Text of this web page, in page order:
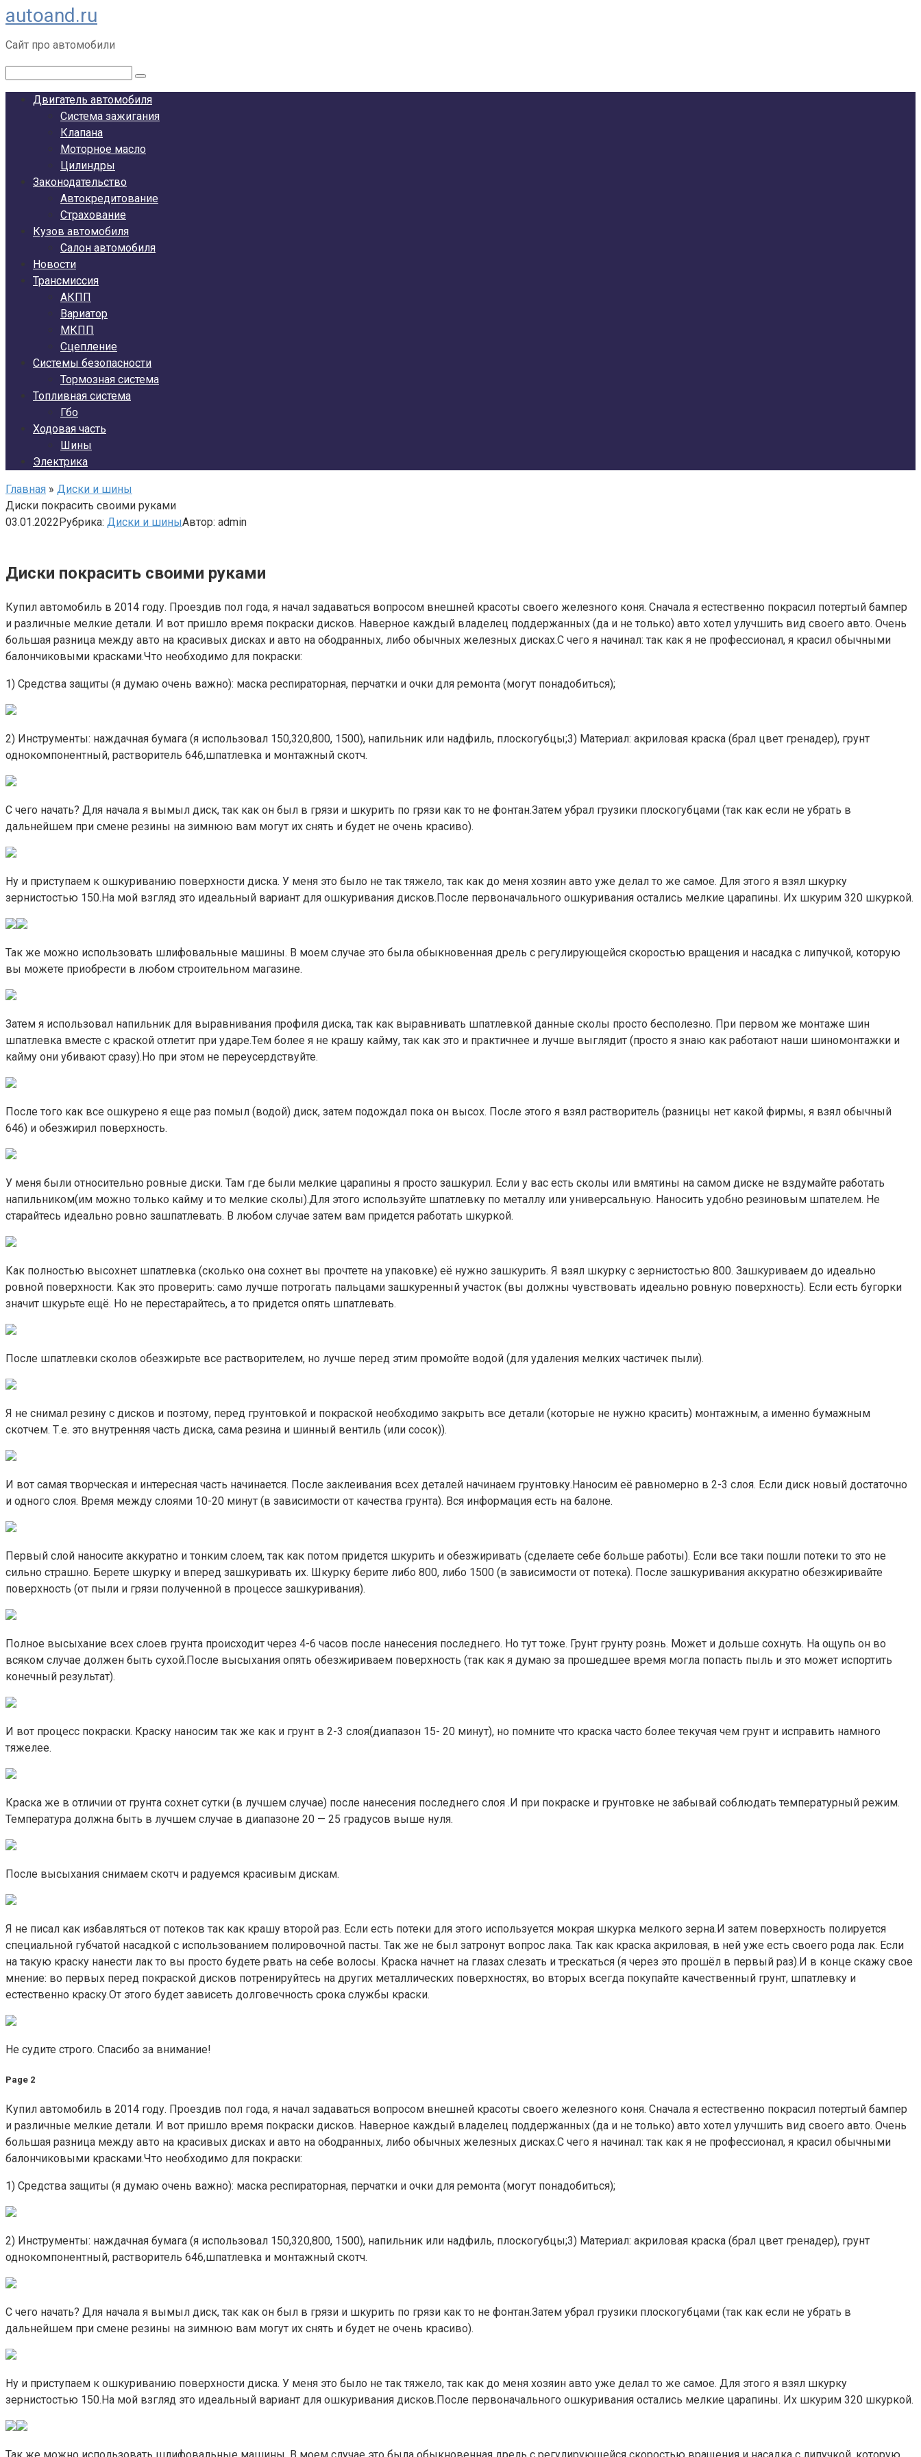
Перейти
к
контенту
autoand.ru
Сайт про автомобили
Двигатель автомобиля
Система зажигания
Клапана
Моторное масло
Цилиндры
Законодательство
Автокредитование
Страхование
Кузов автомобиля
Салон автомобиля
Новости
Трансмиссия
АКПП
Вариатор
МКПП
Сцепление
Системы безопасности
Тормозная система
Топливная система
Гбо
Ходовая часть
Шины
Электрика
Главная » Диски и шины
Диски покрасить своими руками
03.01.2022Рубрика: Диски и шиныАвтор: admin
Диски покрасить своими руками
Купил автомобиль в 2014 году. Проездив пол года, я начал задаваться вопросом внешней красоты своего железного коня. Сначала я естественно покрасил потертый бампер
и различные мелкие детали. И вот пришло время покраски дисков. Наверное каждый владелец поддержанных (да и не только) авто хотел улучшить вид своего авто. Очень
большая разница между авто на красивых дисках и авто на ободранных, либо обычных железных дисках.С чего я начинал: так как я не профессионал, я красил обычными
балончиковыми красками.Что необходимо для покраски:
1) Средства защиты (я думаю очень важно): маска респираторная, перчатки и очки для ремонта (могут понадобиться);
2) Инструменты: наждачная бумага (я использовал 150,320,800, 1500), напильник или надфиль, плоскогубцы;3) Материал: акриловая краска (брал цвет гренадер), грунт
однокомпонентный, растворитель 646,шпатлевка и монтажный скотч.
С чего начать? Для начала я вымыл диск, так как он был в грязи и шкурить по грязи как то не фонтан.Затем убрал грузики плоскогубцами (так как если не убрать в
дальнейшем при смене резины на зимнюю вам могут их снять и будет не очень красиво).
Ну и приступаем к ошкуриванию поверхности диска. У меня это было не так тяжело, так как до меня хозяин авто уже делал то же самое. Для этого я взял шкурку
зернистостью 150.На мой взгляд это идеальный вариант для ошкуривания дисков.После первоначального ошкуривания остались мелкие царапины. Их шкурим 320 шкуркой.
Так же можно использовать шлифовальные машины. В моем случае это была обыкновенная дрель с регулирующейся скоростью вращения и насадка с липучкой, которую
вы можете приобрести в любом строительном магазине.
Затем я использовал напильник для выравнивания профиля диска, так как выравнивать шпатлевкой данные сколы просто бесполезно. При первом же монтаже шин
шпатлевка вместе с краской отлетит при ударе.Тем более я не крашу кайму, так как это и практичнее и лучше выглядит (просто я знаю как работают наши шиномонтажки и
кайму они убивают сразу).Но при этом не переусердствуйте.
После того как все ошкурено я еще раз помыл (водой) диск, затем подождал пока он высох. После этого я взял растворитель (разницы нет какой фирмы, я взял обычный
646) и обезжирил поверхность.
У меня были относительно ровные диски. Там где были мелкие царапины я просто зашкурил. Если у вас есть сколы или вмятины на самом диске не вздумайте работать
напильником(им можно только кайму и то мелкие сколы).Для этого используйте шпатлевку по металлу или универсальную. Наносить удобно резиновым шпателем. Не
старайтесь идеально ровно зашпатлевать. В любом случае затем вам придется работать шкуркой.
Как полностью высохнет шпатлевка (сколько она сохнет вы прочтете на упаковке) её нужно зашкурить. Я взял шкурку с зернистостью 800. Зашкуриваем до идеально
ровной поверхности. Как это проверить: само лучше потрогать пальцами зашкуренный участок (вы должны чувствовать идеально ровную поверхность). Если есть бугорки
значит шкурьте ещё. Но не перестарайтесь, а то придется опять шпатлевать.
После шпатлевки сколов обезжирьте все растворителем, но лучше перед этим промойте водой (для удаления мелких частичек пыли).
Я не снимал резину с дисков и поэтому, перед грунтовкой и покраской необходимо закрыть все детали (которые не нужно красить) монтажным, а именно бумажным
скотчем. Т.е. это внутренняя часть диска, сама резина и шинный вентиль (или сосок)).
И вот самая творческая и интересная часть начинается. После заклеивания всех деталей начинаем грунтовку.Наносим её равномерно в 2-3 слоя. Если диск новый достаточно
и одного слоя. Время между слоями 10-20 минут (в зависимости от качества грунта). Вся информация есть на балоне.
Первый слой наносите аккуратно и тонким слоем, так как потом придется шкурить и обезжиривать (сделаете себе больше работы). Если все таки пошли потеки то это не
сильно страшно. Берете шкурку и вперед зашкуривать их. Шкурку берите либо 800, либо 1500 (в зависимости от потека). После зашкуривания аккуратно обезжиривайте
поверхность (от пыли и грязи полученной в процессе зашкуривания).
Полное высыхание всех слоев грунта происходит через 4-6 часов после нанесения последнего. Но тут тоже. Грунт грунту рознь. Может и дольше сохнуть. На ощупь он во
всяком случае должен быть сухой.После высыхания опять обезжириваем поверхность (так как я думаю за прошедшее время могла попасть пыль и это может испортить
конечный результат).
И вот процесс покраски. Краску наносим так же как и грунт в 2-3 слоя(диапазон 15- 20 минут), но помните что краска часто более текучая чем грунт и исправить намного
тяжелее.
Краска же в отличии от грунта сохнет сутки (в лучшем случае) после нанесения последнего слоя .И при покраске и грунтовке не забывай соблюдать температурный режим.
Температура должна быть в лучшем случае в диапазоне 20 — 25 градусов выше нуля.
После высыхания снимаем скотч и радуемся красивым дискам.
Я не писал как избавляться от потеков так как крашу второй раз. Если есть потеки для этого используется мокрая шкурка мелкого зерна.И затем поверхность полируется
специальной губчатой насадкой с использованием полировочной пасты. Так же не был затронут вопрос лака. Так как краска акриловая, в ней уже есть своего рода лак. Если
на такую краску нанести лак то вы просто будете рвать на себе волосы. Краска начнет на глазах слезать и трескаться (я через это прошёл в первый раз).И в конце скажу свое
мнение: во первых перед покраской дисков потренируйтесь на других металлических поверхностях, во вторых всегда покупайте качественный грунт, шпатлевку и
естественно краску.От этого будет зависеть долговечность срока службы краски.
Не судите строго. Спасибо за внимание!
Page 2
Купил автомобиль в 2014 году. Проездив пол года, я начал задаваться вопросом внешней красоты своего железного коня. Сначала я естественно покрасил потертый бампер
и различные мелкие детали. И вот пришло время покраски дисков. Наверное каждый владелец поддержанных (да и не только) авто хотел улучшить вид своего авто. Очень
большая разница между авто на красивых дисках и авто на ободранных, либо обычных железных дисках.С чего я начинал: так как я не профессионал, я красил обычными
балончиковыми красками.Что необходимо для покраски:
1) Средства защиты (я думаю очень важно): маска респираторная, перчатки и очки для ремонта (могут понадобиться);
2) Инструменты: наждачная бумага (я использовал 150,320,800, 1500), напильник или надфиль, плоскогубцы;3) Материал: акриловая краска (брал цвет гренадер), грунт
однокомпонентный, растворитель 646,шпатлевка и монтажный скотч.
С чего начать? Для начала я вымыл диск, так как он был в грязи и шкурить по грязи как то не фонтан.Затем убрал грузики плоскогубцами (так как если не убрать в
дальнейшем при смене резины на зимнюю вам могут их снять и будет не очень красиво).
Ну и приступаем к ошкуриванию поверхности диска. У меня это было не так тяжело, так как до меня хозяин авто уже делал то же самое. Для этого я взял шкурку
зернистостью 150.На мой взгляд это идеальный вариант для ошкуривания дисков.После первоначального ошкуривания остались мелкие царапины. Их шкурим 320 шкуркой.